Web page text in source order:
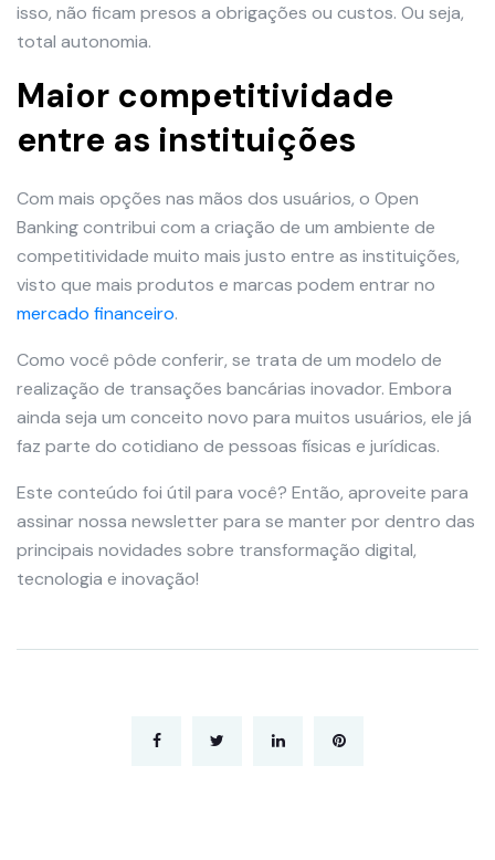
isso, não ficam presos a obrigações ou custos. Ou seja,
total autonomia.
Maior competitividade
entre as instituições
Com mais opções nas mãos dos usuários, o Open
Banking contribui com a criação de um ambiente de
competitividade muito mais justo entre as instituições,
visto que mais produtos e marcas podem entrar no
mercado financeiro.
Como você pôde conferir, se trata de um modelo de
realização de transações bancárias inovador. Embora
ainda seja um conceito novo para muitos usuários, ele já
faz parte do cotidiano de pessoas físicas e jurídicas.
Este conteúdo foi útil para você? Então, aproveite para
assinar nossa newsletter para se manter por dentro das
principais novidades sobre transformação digital,
tecnologia e inovação!